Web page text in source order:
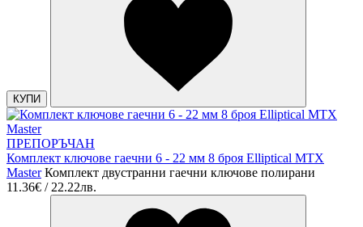
КУПИ
ПРЕПОРЪЧАН
Комплект ключове гаечни 6 - 22 мм 8 броя Elliptical MTX
Master Комплект двустранни гаечни ключове полирани
11.36€ / 22.22лв.